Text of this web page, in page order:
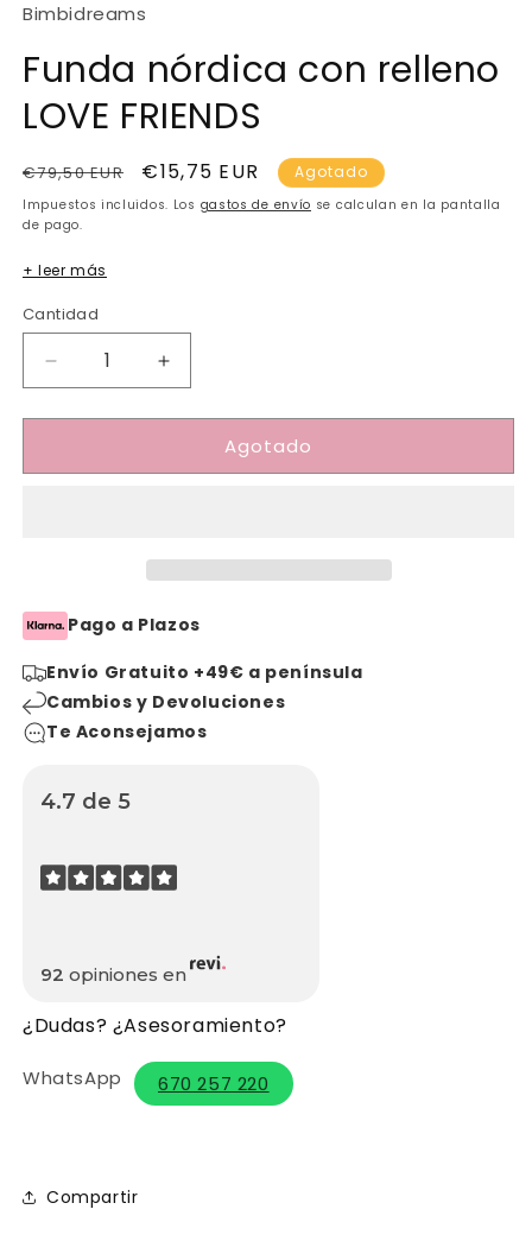
1
una
ventana
Bimbidreams
Funda nórdica con relleno
LOVE FRIENDS
Precio
habitual
€79,50 EUR
Precio
de
€15,75 EUR Agotado
Impuestos incluidos. Los gastos de envío se calculan en la pantalla
de pago.
+ leer más
Cantidad
Cantidad
Reducir
cantidad
para
nórdica
Aumentar
cantidad
para
nórdica
Agotado
Pago a Plazos
Envío Gratuito +49€ a península
Cambios y Devoluciones
Te Aconsejamos
4.7 de 5
92 opiniones en
¿Dudas? ¿Asesoramiento?
WhatsApp 670 257 220
Compartir